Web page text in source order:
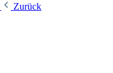
Zurück